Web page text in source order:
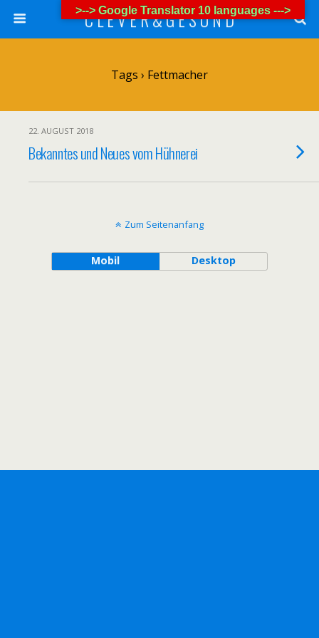
C L E V E R & G E S U N D
Tags › Fettmacher
22. AUGUST 2018
Bekanntes und Neues vom Hühnerei
Zum Seitenanfang
Mobil Desktop
>--> Google Translator 10 languages --->